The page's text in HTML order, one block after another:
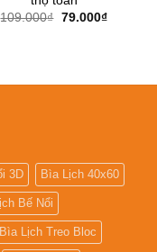
109.000₫ Giá
79.000₫Giá
3D Bìa Lịch 40x60
Bế Nổi
Bìa Lịch Treo Bloc